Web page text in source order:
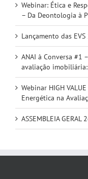
Webinar: Ética e
– Da Deontologia à
Lançamento das
ANAI à Conversa #1
avaliação
Webinar HIGH
Energética na
ASSEMBLEIA GERAL